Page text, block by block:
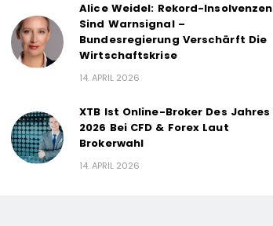
Alice Weidel: Rekord-Insolvenzen
Sind Warnsignal –
Bundesregierung Verschärft Die
Wirtschaftskrise
14. APRIL 2026
XTB Ist Online-Broker Des Jahres
2026 Bei CFD & Forex Laut
Brokerwahl
14. APRIL 2026